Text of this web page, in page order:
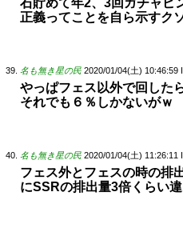
石貯めて年2、3回ガチャピ
正義ってことを自ら示すク
名も無き星の民 2020/01/04(土) 10:46:59
やっぱフェス以外で回した
それでも６％しかないがｗ
名も無き星の民 2020/01/04(土) 11:26:11
フェス外とフェスの時の排
にSSRの排出量3倍くらい